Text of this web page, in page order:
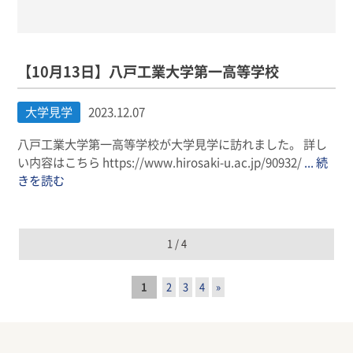
【10月13日】八戸工業大学第一高等学校
大学見学 2023.12.07
八戸工業大学第一高等学校が大学見学に訪れました。 詳し
い内容はこちら https://www.hirosaki-u.ac.jp/90932/ ... 続
きを読む
1 / 4
1 2 3 4 »